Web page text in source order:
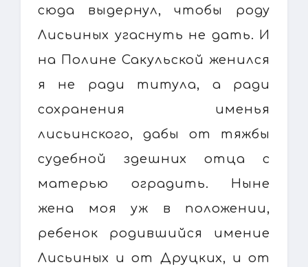
сюда выдернул, чтобы роду
Лисьиных угаснуть не дать. И
на Полине Сакульской женился
я не ради титула, а ради
сохранения именья
лисьинского, дабы от тяжбы
судебной здешних отца с
матерью оградить. Ныне
жена моя уж в положении,
ребенок родившийся имение
Лисьиных и от Друцких, и от